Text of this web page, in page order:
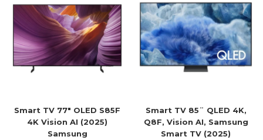
Smart TV 77" OLED S85F
4K Vision AI (2025)
Samsung
Smart TV 85¨ QLED 4K,
Q8F, Vision AI, Samsung
Smart TV (2025)
Baño
Cuidado personal
Celulares